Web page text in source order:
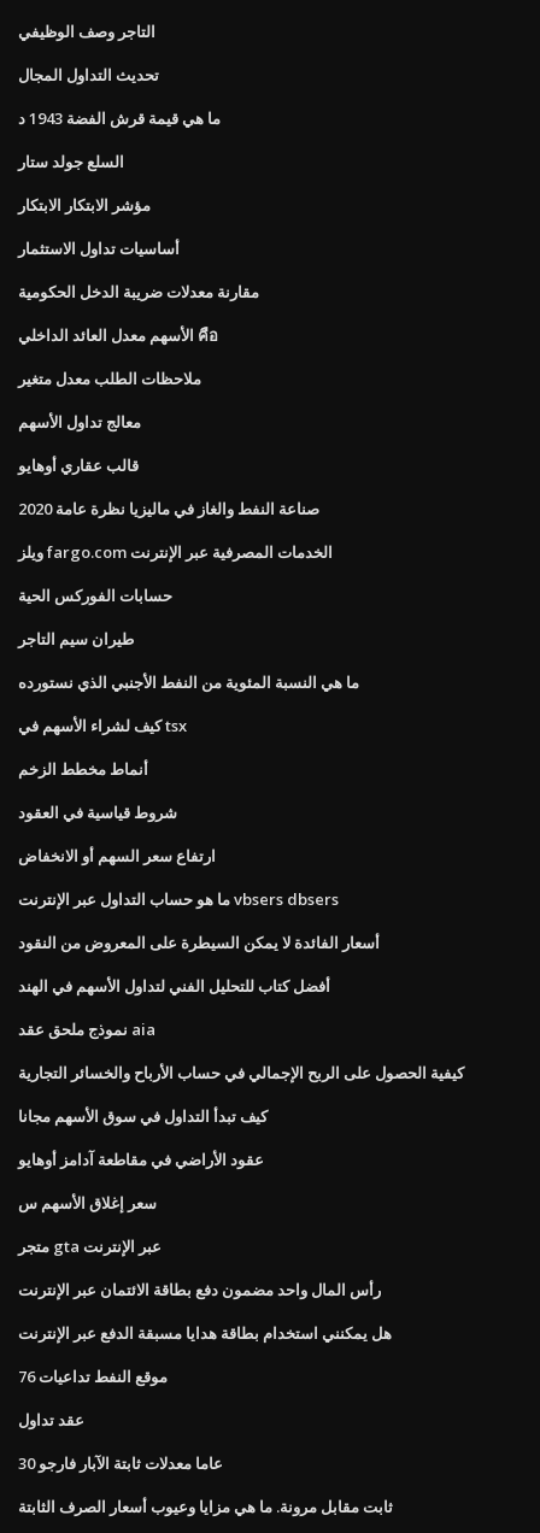
التاجر وصف الوظيفي
تحديث التداول المجال
ما هي قيمة قرش الفضة 1943 د
السلع جولد ستار
مؤشر الابتكار الابتكار
أساسيات تداول الاستثمار
مقارنة معدلات ضريبة الدخل الحكومية
الأسهم معدل العائد الداخلي คือ
ملاحظات الطلب معدل متغير
معالج تداول الأسهم
قالب عقاري أوهايو
صناعة النفط والغاز في ماليزيا نظرة عامة 2020
ويلز fargo.com الخدمات المصرفية عبر الإنترنت
حسابات الفوركس الحية
طيران سيم التاجر
ما هي النسبة المئوية من النفط الأجنبي الذي نستورده
كيف لشراء الأسهم في tsx
أنماط مخطط الزخم
شروط قياسية في العقود
ارتفاع سعر السهم أو الانخفاض
ما هو حساب التداول عبر الإنترنت vbsers dbsers
أسعار الفائدة لا يمكن السيطرة على المعروض من النقود
أفضل كتاب للتحليل الفني لتداول الأسهم في الهند
نموذج ملحق عقد aia
كيفية الحصول على الربح الإجمالي في حساب الأرباح والخسائر التجارية
كيف تبدأ التداول في سوق الأسهم مجانا
عقود الأراضي في مقاطعة آدامز أوهايو
سعر إغلاق الأسهم س
متجر gta عبر الإنترنت
رأس المال واحد مضمون دفع بطاقة الائتمان عبر الإنترنت
هل يمكنني استخدام بطاقة هدايا مسبقة الدفع عبر الإنترنت
موقع النفط تداعيات 76
عقد تداول
30 عاما معدلات ثابتة الآبار فارجو
ثابت مقابل مرونة. ما هي مزايا وعيوب أسعار الصرف الثابتة